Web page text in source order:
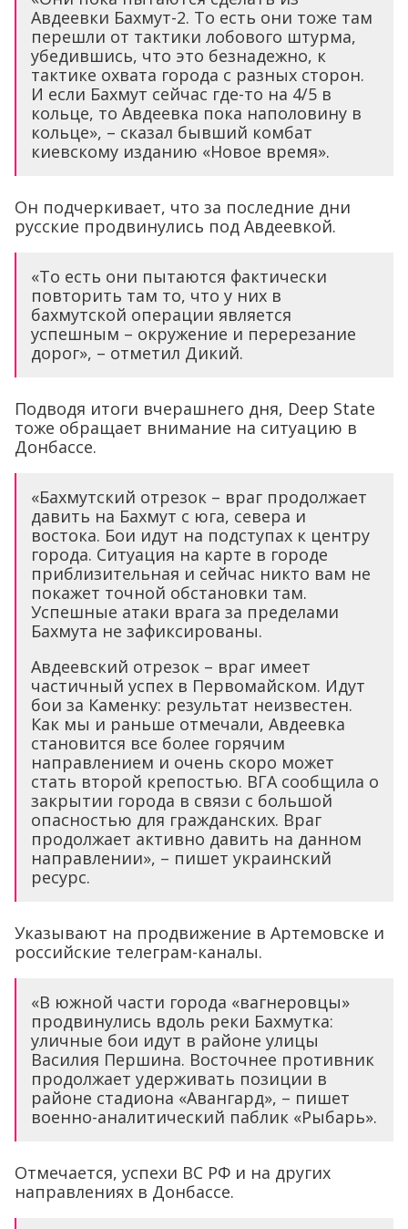
Авдеевки Бахмут-2. То есть они тоже там
перешли от тактики лобового штурма,
убедившись, что это безнадежно, к
тактике охвата города с разных сторон.
И если Бахмут сейчас где-то на 4/5 в
кольце, то Авдеевка пока наполовину в
кольце», – сказал бывший комбат
киевскому изданию «Новое время».
Он подчеркивает, что за последние дни
русские продвинулись под Авдеевкой.
«То есть они пытаются фактически
повторить там то, что у них в
бахмутской операции является
успешным – окружение и перерезание
дорог», – отметил Дикий.
Подводя итоги вчерашнего дня, Deep State
тоже обращает внимание на ситуацию в
Донбассе.
«Бахмутский отрезок – враг продолжает
давить на Бахмут с юга, севера и
востока. Бои идут на подступах к центру
города. Ситуация на карте в городе
приблизительная и сейчас никто вам не
покажет точной обстановки там.
Успешные атаки врага за пределами
Бахмута не зафиксированы.
Авдеевский отрезок – враг имеет
частичный успех в Первомайском. Идут
бои за Каменку: результат неизвестен.
Как мы и раньше отмечали, Авдеевка
становится все более горячим
направлением и очень скоро может
стать второй крепостью. ВГА сообщила о
закрытии города в связи с большой
опасностью для гражданских. Враг
продолжает активно давить на данном
направлении», – пишет украинский
ресурс.
Указывают на продвижение в Артемовске и
российские телеграм-каналы.
«В южной части города «вагнеровцы»
продвинулись вдоль реки Бахмутка:
уличные бои идут в районе улицы
Василия Першина. Восточнее противник
продолжает удерживать позиции в
районе стадиона «Авангард», – пишет
военно-аналитический паблик «Рыбарь».
Отмечается, успехи ВС РФ и на других
направлениях в Донбассе.